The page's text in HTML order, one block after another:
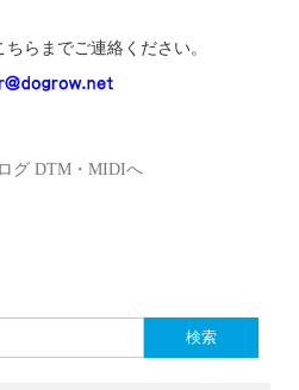
らまでご連絡ください。